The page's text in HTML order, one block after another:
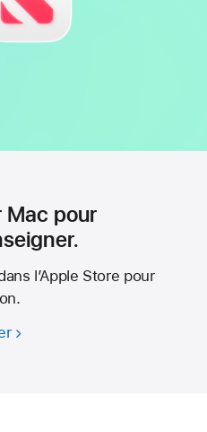
Mac pour
l’Apple Store pour
Des